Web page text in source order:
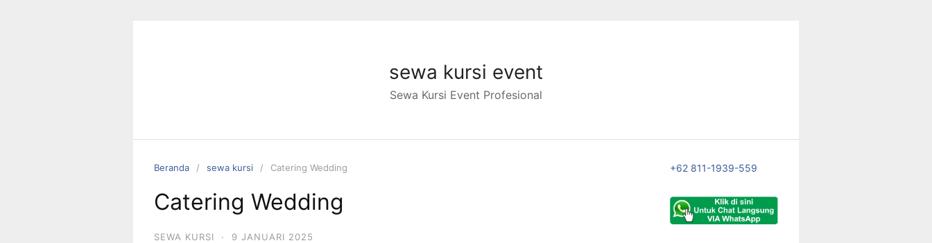
sewa kursi event
Sewa Kursi Event Profesional
Beranda sewa kursi Catering Wedding
Catering Wedding
SEWA KURSI · 9 JANUARI 2025
+62 811-1939-559